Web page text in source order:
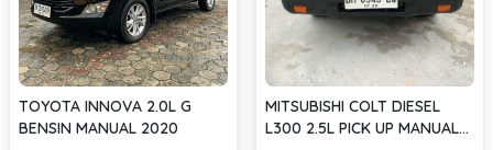
TOYOTA INNOVA 2.0L G
BENSIN MANUAL 2020
MITSUBISHI COLT DIESEL
L300 2.5L PICK UP MANUAL